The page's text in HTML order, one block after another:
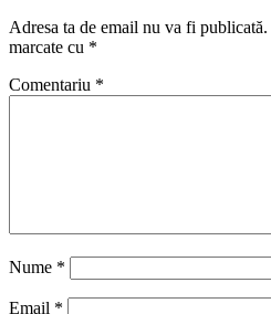
Adresa ta de email nu va fi publicată.
marcate cu *
Comentariu *
Nume *
Email *